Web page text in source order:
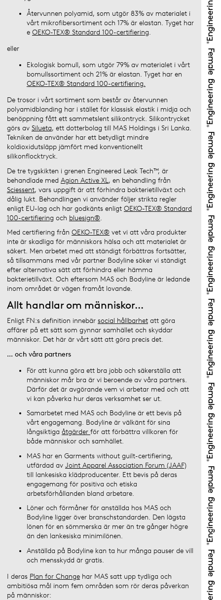
Återvunnen polyamid, som utgör 83% av materialet i
vårt mikrofibersortiment och 17% är elastan. Tyget har
e OEKO-TEX® Standard 100-certifiering.
eller
Ekologisk bomull, som utgör 79% av materialet i vårt
bomullssortiment och 21% är elastan. Tyget har en
OEKO-TEX® Standard 100-certifiering.
De trosor i vårt sortiment som består av återvunnen
polyamidblanding har i stället för klassisk elastik i midja och
benöppning fått ett sammetslent silikontryck. Silikontrycket
görs av Silueta, ett dotterbolag till MAS Holdings i Sri Lanka.
Tekniken de använder har ett betydligt mindre
koldioxidutsläpp jämfört med konventionellt
silikonflocktryck.
De tre tygskikten i grenen Engineered Leak Tech™, är
behandlade med Agion Active XL, en behandling från
Sciessent, vars uppgift är att förhindra bakterietillväxt och
dålig lukt. Behandlingen vi använder följer strikta regler
enligt EU-lag och har godkänts enligt OEKO-TEX® Standard
100-certifiering och bluesign®.
Med certifiering från OEKO-TEX® vet vi att våra produkter
inte är skadliga för människors hälsa och att materialet är
säkert. Men arbetet med att ständigt förbättras fortsätter,
så tillsammans med vår partner Bodyline söker vi ständigt
efter alternativa sätt att förhindra eller hämma
bakterietillväxt. Och eftersom MAS och Bodyline är ledande
inom området är vägen framåt lovande.
Allt handlar om människor...
Enligt FN:s definition innebär social hållbarhet att göra
affärer på ett sätt som gynnar samhället och skyddar
människor. Det här är vårt sätt att göra precis det.
... och våra partners
För att kunna göra ett bra jobb och säkerställa att
människor mår bra är vi beroende av våra partners.
Därför det är avgörande vem vi arbetar med och att
vi kan påverka hur deras verksamhet ser ut.
Samarbetet med MAS och Bodyline är ett bevis på
vårt engagemang. Bodyline är välkänt för sina
långsiktiga åtgärder för att förbättra villkoren för
både människor och samhället.
MAS har en Garments without guilt-certifiering,
utfärdad av Joint Apparel Association Forum (JAAF)
till lankesiska klädproducenter. Ett bevis på deras
engagemang för positiva och etiska
arbetsförhållanden bland arbetare.
Löner och förmåner för anställda hos MAS och
Bodyline ligger över branschstandarden. Den lägsta
lönen för en sömmerska är mer än tre gånger högre
än den lankesiska minimilönen.
Anställda på Bodyline kan ta hur många pauser de vill
och mensskydd är gratis.
I deras Plan for Change har MAS satt upp tydliga och
ambitiösa mål inom fem områden som rör deras påverkan
på människor: